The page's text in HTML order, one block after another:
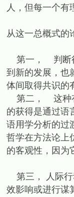
人，但每一个有
从这一总概式的
第一， 判断行
到新的发展，也
体间取得共识的
第二， 这种有
的获得是通过语
语用学分析的过
哲学在方法论上
的客观性，因为
第三， 人际行
效影响或进行谋